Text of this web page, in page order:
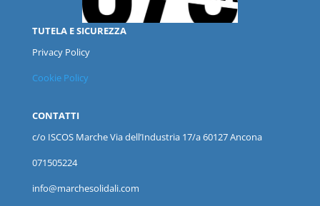
TUTELA E SICUREZZA
Privacy Policy
Cookie Policy
CONTATTI
c/o ISCOS MarcheVia dell’Industria 17/a 60127 Ancona
071505224
info@marchesolidali.com